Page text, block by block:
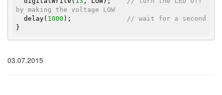
by making the voltage LOW
  delay(
1000 ); // wait for a second
03.07.2015